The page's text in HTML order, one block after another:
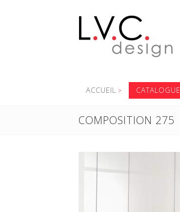
ACCUEIL CATALOGUE
COMPOSITION 275